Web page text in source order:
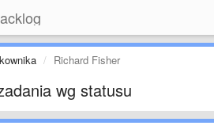
Richard Fisher
wg statusu